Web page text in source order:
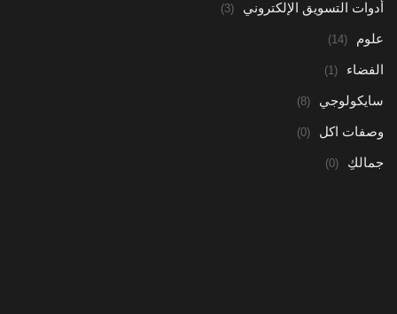
أدوات التسويق الإلكتروني (3)
علوم (14)
الفضاء (1)
سايكولوجي (8)
وصفات اكل (0)
جمالكِ (0)